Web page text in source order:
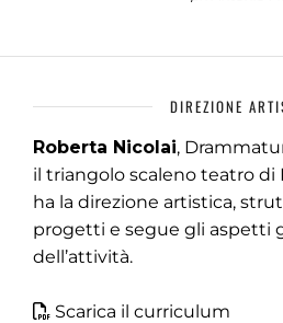
DIREZIONE
Roberta Nicolai,
il triangolo scaleno teatro di
ha la direzione artistica,
progetti e segue gli aspetti
dell’attività.
Scarica il curriculum